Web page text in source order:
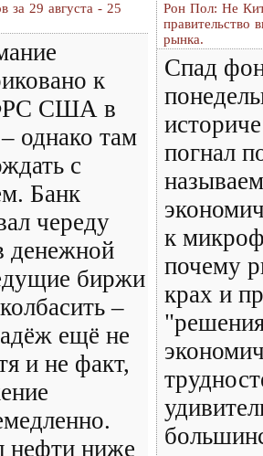
за 29 августа - 25
к
США в
однако там
с
Банк
череду
денежной
биржи
–
ещё не
и не факт,
нефти ниже
Рон Пол: Не
правительство
рынка.
Спад
погнал
к
почему
крах и